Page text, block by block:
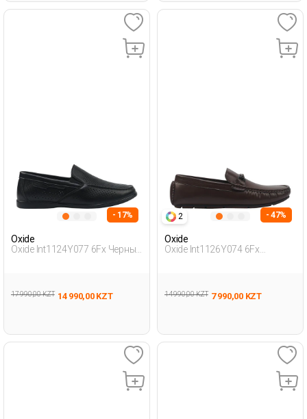
- 17%
Oxide
Oxide Int1124Y077 6Fx Черный
17 990,00 KZT 14 990,00 KZT
2 - 47%
Oxide
Oxide Int1126Y074 6Fx
14 990,00 KZT 7 990,00 KZT